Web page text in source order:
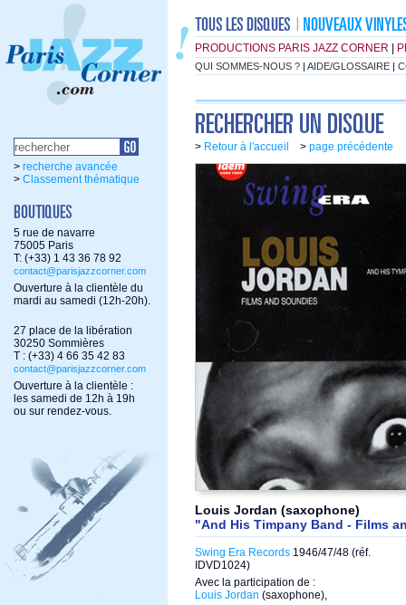
PRODUCTIONS PARIS JAZZ CORNER
QUI SOMMES-NOUS ? | AIDE/GLOSSAIRE |
> recherche avancée
> Classement thématique
5 rue de navarre
75005 Paris
T: (+33) 1 43 36 78 92
contact@parisjazzcorner.com
Ouverture à la clientèle du
mardi au samedi (12h-20h).
27 place de la libération
30250 Sommières
T : (+33) 4 66 35 42 83
contact@parisjazzcorner.com
Ouverture à la clientèle :
les samedi de 12h à 19h
ou sur rendez-vous.
> Retour à l'accueil > page précédente
Louis Jordan (saxophone)
"And His Timpany Band - Films
Swing Era Records 1946/47/48 (réf.
IDVD1024)
Avec la participation de :
Louis Jordan (saxophone),